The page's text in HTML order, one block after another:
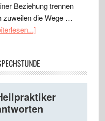
Beziehung trennen
zuweilen die Wege …